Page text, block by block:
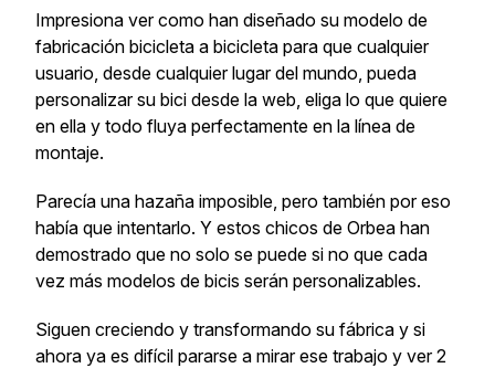
Impresiona ver como han diseñado su modelo de
fabricación bicicleta a bicicleta para que cualquier
usuario, desde cualquier lugar del mundo, pueda
personalizar su bici desde la web, eliga lo que quiere
en ella y todo fluya perfectamente en la línea de
montaje.
Parecía una hazaña imposible, pero también por eso
había que intentarlo. Y estos chicos de Orbea han
demostrado que no solo se puede si no que cada
vez más modelos de bicis serán personalizables.
Siguen creciendo y transformando su fábrica y si
ahora ya es difícil pararse a mirar ese trabajo y ver 2